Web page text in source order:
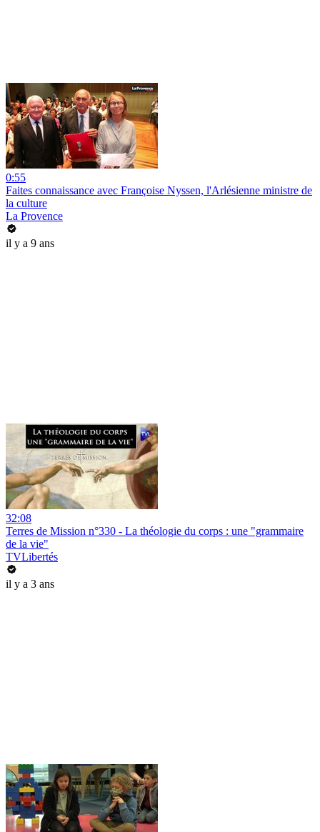
0:55
Faites connaissance avec Françoise Nyssen, l'Arlésienne ministre de
la culture
La Provence
il y a 9 ans
32:08
Terres de Mission n°330 - La théologie du corps : une "grammaire
de la vie"
TVLibertés
il y a 3 ans